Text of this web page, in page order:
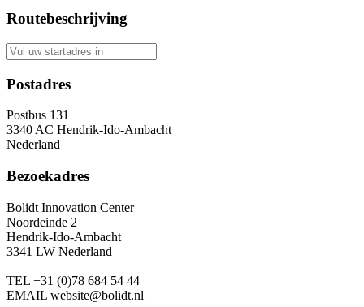
Routebeschrijving
Postadres
Postbus 131
3340 AC Hendrik-Ido-Ambacht
Nederland
Bezoekadres
Bolidt Innovation Center
Noordeinde 2
Hendrik-Ido-Ambacht
3341 LW Nederland
TEL +31 (0)78 684 54 44
EMAIL website@bolidt.nl